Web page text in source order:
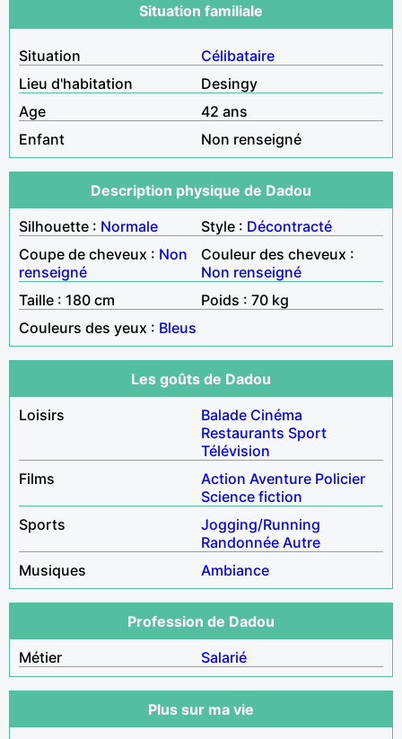
Situation familiale
Situation
Célibataire
Lieu d'habitation
Desingy
Age
42 ans
Enfant
Non renseigné
Description physique de Dadou
Silhouette : Normale Style : Décontracté
Coupe de cheveux : Non
renseigné
Couleur des cheveux :
Non renseigné
Taille : 180 cm
Poids : 70 kg
Couleurs des yeux : Bleus
Les goûts de Dadou
Loisirs
Balade Cinéma
Restaurants Sport
Télévision
Films
Action Aventure Policier
Science fiction
Sports
Jogging/Running
Randonnée Autre
Musiques
Ambiance
Profession de Dadou
Métier
Salarié
Plus sur ma vie